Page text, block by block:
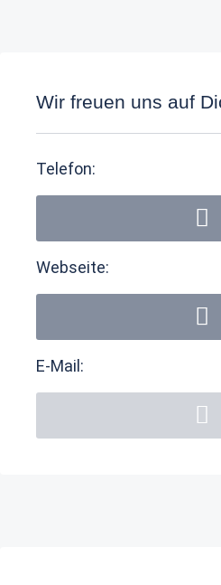
Wir freuen uns auf
Telefon:
Webseite:
E-Mail: